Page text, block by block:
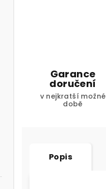
Garance
doručení
v nejkratší možné
době
Popis